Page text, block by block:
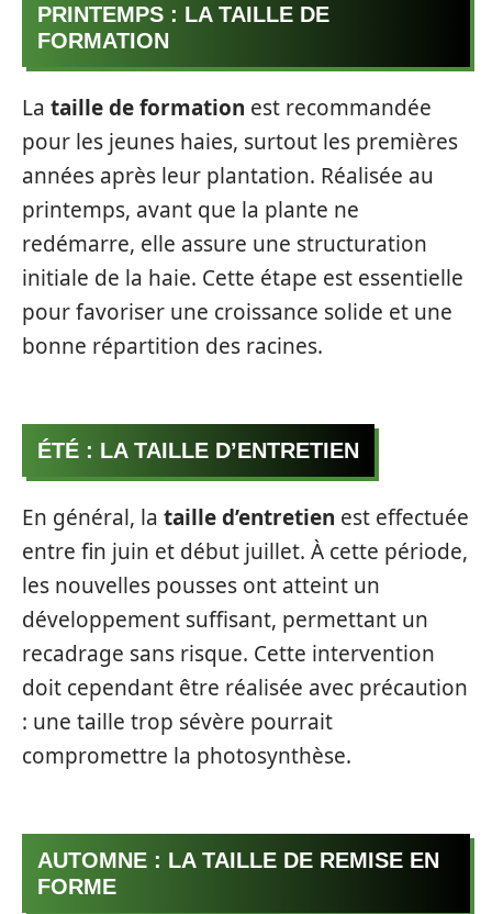
PRINTEMPS : LA TAILLE DE
FORMATION
La taille de formation est recommandée
pour les jeunes haies, surtout les premières
années après leur plantation. Réalisée au
printemps, avant que la plante ne
redémarre, elle assure une structuration
initiale de la haie. Cette étape est essentielle
pour favoriser une croissance solide et une
bonne répartition des racines.
ÉTÉ : LA TAILLE D’ENTRETIEN
En général, la taille d’entretien est effectuée
entre fin juin et début juillet. À cette période,
les nouvelles pousses ont atteint un
développement suffisant, permettant un
recadrage sans risque. Cette intervention
doit cependant être réalisée avec précaution
: une taille trop sévère pourrait
compromettre la photosynthèse.
AUTOMNE : LA TAILLE DE REMISE EN
FORME